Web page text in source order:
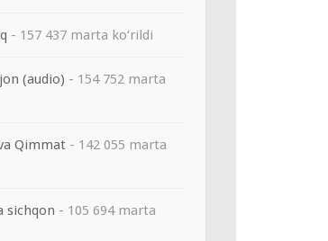
- 157 437 marta ko‘rildi
(audio) - 154 752 marta
Qimmat - 142 055 marta
sichqon - 105 694 marta